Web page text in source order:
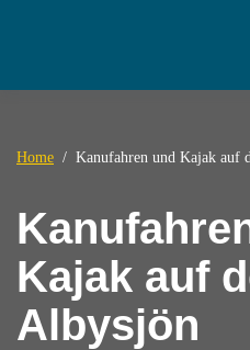
Home Kanufahren und Kajak auf
Kajak auf
Albysjön